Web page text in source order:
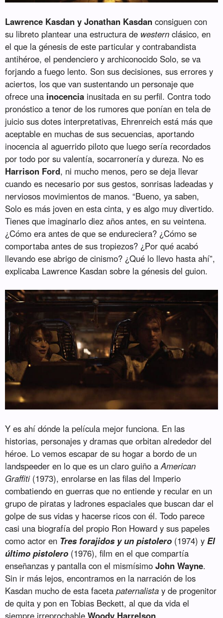
Lawrence Kasdan y Jonathan Kasdan consiguen con
su libreto plantear una estructura de western clásico, en
el que la génesis de este particular y contrabandista
antihéroe, el pendenciero y archiconocido Solo, se va
forjando a fuego lento. Son sus decisiones, sus errores y
aciertos, los que van sustentando un personaje que
ofrece una inocencia inusitada en su perfil. Contra todo
pronóstico a tenor de los rumores que ponían en tela de
juicio sus dotes interpretativas, Ehrenreich está más que
aceptable en muchas de sus secuencias, aportando
inocencia al aguerrido piloto que luego sería recordados
por todo por su valentía, socarronería y dureza. No es
Harrison Ford, ni mucho menos, pero se deja llevar
cuando es necesario por sus gestos, sonrisas ladeadas y
nerviosos movimientos de manos. “Bueno, ya saben,
Solo es más joven en esta cinta, y es algo muy divertido.
Tienes que imaginarlo diez años antes, en su veintena.
¿Cómo era antes de que se endureciera? ¿Cómo se
comportaba antes de sus tropiezos? ¿Por qué acabó
llevando ese abrigo de cinismo? ¿Qué lo llevo hasta ahí”,
explicaba Lawrence Kasdan sobre la génesis del guion.
Y es ahí dónde la película mejor funciona. En las
historias, personajes y dramas que orbitan alrededor del
héroe. Lo vemos escapar de su hogar a bordo de un
landspeeder en lo que es un claro guiño aAmerican
Graffiti(1973), enrolarse en las filas del Imperio
combatiendo en guerras que no entiende y recular en un
grupo de piratas y ladrones espaciales que buscan dar el
golpe de sus vidas y hacerse ricos con él. Todo parece
casi una biografía del propio Ron Howard y sus papeles
como actor en Tres forajidos y un pistolero (1974) y El
último pistolero (1976), film en el que compartía
enseñanzas y pantalla con el mismísimoJohn Wayne.
Sin ir más lejos, encontramos en la narración de los
Kasdan mucho de esta facetapaternalista y de progenitor
de quita y pon en Tobias Beckett, al que da vida el
siempre irreprochableWoody Harrelson